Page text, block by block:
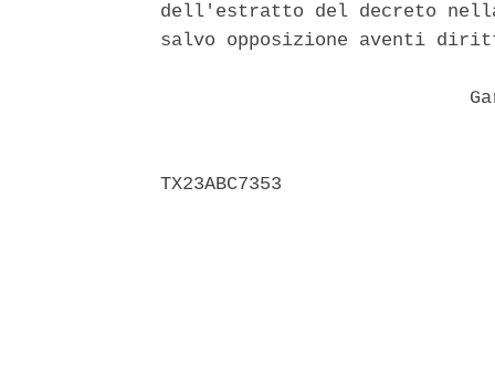
dell'estratto del decreto
salvo opposizione aventi